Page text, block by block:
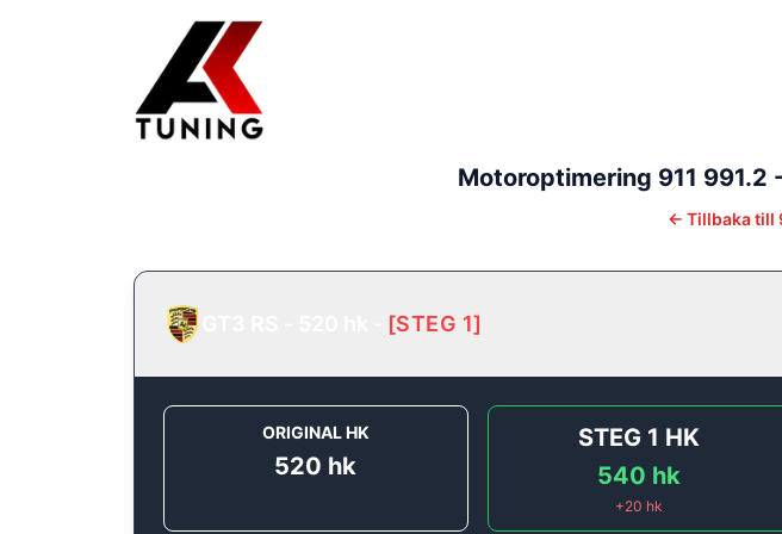
Motoroptimering 911 991.2
← Tillbaka till
[STEG 1]
ORIGINAL HK
520 hk
STEG 1 HK
540 hk
+20 hk